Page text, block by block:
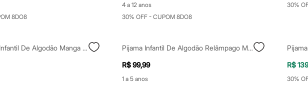
8DO8
4 a 12 anos
30% OFF - CUPOM 8DO8
30%
Pijama Curto Infantil De Algodão Manga Curta Mario Bros Preta
Pijama Infantil De Algodão Relâmpago Macqueen Vermelho
R$ 99,99
1 a 5 anos
R$
30%